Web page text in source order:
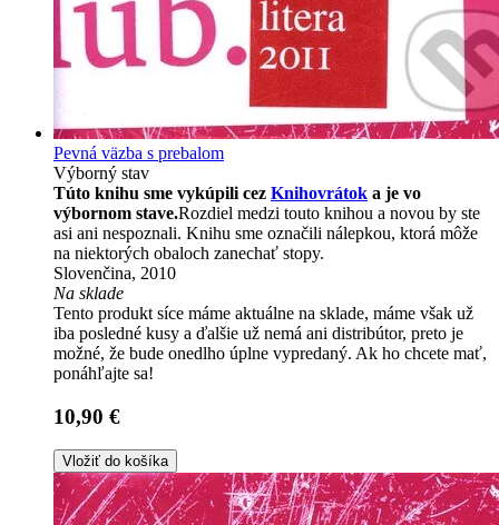
Pevná väzba s prebalom
Výborný stav
Túto knihu sme vykúpili cez Knihovrátok a je vo
výbornom stave.Rozdiel medzi touto knihou a novou by ste
asi ani nespoznali. Knihu sme označili nálepkou, ktorá môže
na niektorých obaloch zanechať stopy.
Slovenčina, 2010
Na sklade
Tento produkt síce máme aktuálne na sklade, máme však už
iba posledné kusy a ďalšie už nemá ani distribútor, preto je
možné, že bude onedlho úplne vypredaný. Ak ho chcete mať,
ponáhľajte sa!
10,90 €
Vložiť do košíka